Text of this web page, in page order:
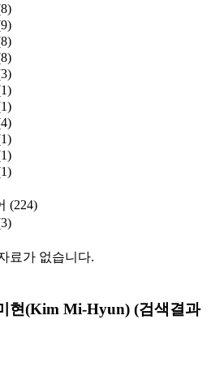
(224)
료가 없습니다.
현(Kim Mi-Hyun) (검색결과